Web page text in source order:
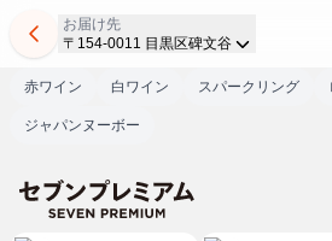
お届け先
〒154-0011 目黒区碑文谷
赤ワイン 白ワイン スパークリング
ジャパンヌーボー